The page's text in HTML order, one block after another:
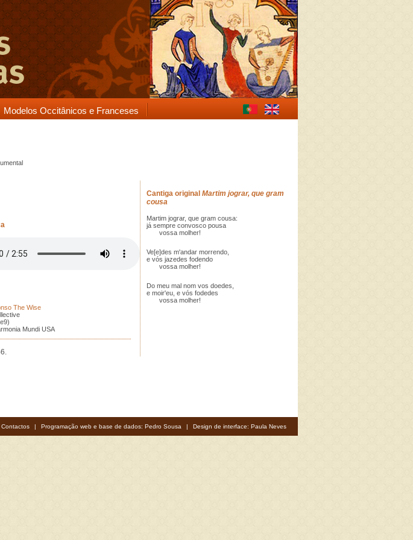
Modelos Occitânicos e Franceses
The Wise
Mundi USA
Cantiga original Martim jograr, que gram
cousa
Martim jograr, que gram cousa:
já sempre convosco pousa
vossa molher!
Ve[e]des m'andar morrendo,
e vós jazedes fodendo
vossa molher!
Do meu mal nom vos doedes,
e moir'eu, e vós fodedes
vossa molher!
Contactos | Programação web e base de dados: Pedro Sousa | Design de interface: Paula Neves